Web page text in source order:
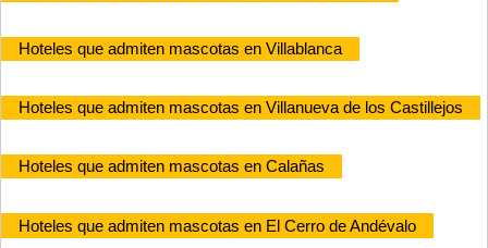
Hoteles que admiten mascotas en Villablanca
Hoteles que admiten mascotas en Villanueva de los Castillejos
Hoteles que admiten mascotas en Calañas
Hoteles que admiten mascotas en El Cerro de Andévalo